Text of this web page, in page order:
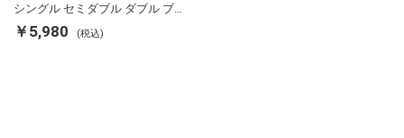
シングル セミダブル ダブル ブ
ランケット 掛け布団カバー フラ
ンネル 保温 蓄熱 吸湿 発熱 断熱
￥5,980 (税込)